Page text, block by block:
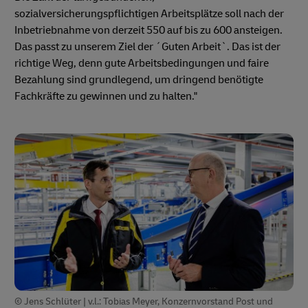
sozialversicherungspflichtigen Arbeitsplätze soll nach der
Inbetriebnahme von derzeit 550 auf bis zu 600 ansteigen.
Das passt zu unserem Ziel der ´Guten Arbeit`. Das ist der
richtige Weg, denn gute Arbeitsbedingungen und faire
Bezahlung sind grundlegend, um dringend benötigte
Fachkräfte zu gewinnen und zu halten."
© Jens Schlüter | v.l.: Tobias Meyer, Konzernvorstand Post und